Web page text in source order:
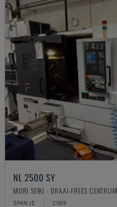
NL 2500 SY
MORI SEIKI - DRAAI-FREES CENTRUM
SPANJE 2009